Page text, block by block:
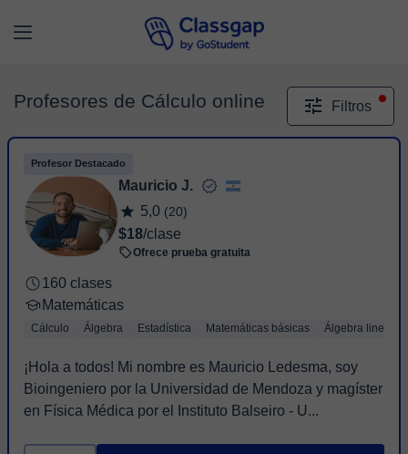
Profesores de Cálculo online Filtros
Profesor Destacado
Mauricio J.
5,0 (20)
$18/clase
Ofrece prueba gratuita
160 clases
Matemáticas
Cálculo Álgebra Estadística Matemáticas básicas Álgebra lineal
¡Hola a todos! Mi nombre es Mauricio Ledesma, soy
Bioingeniero por la Universidad de Mendoza y magíster
en Física Médica por el Instituto Balseiro - U...